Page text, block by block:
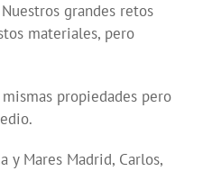
grandes retos
materiales, pero
propiedades pero
y Mares Madrid, Carlos,